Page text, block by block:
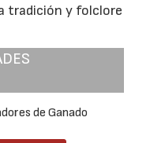
tradición y folclore
de Ganado